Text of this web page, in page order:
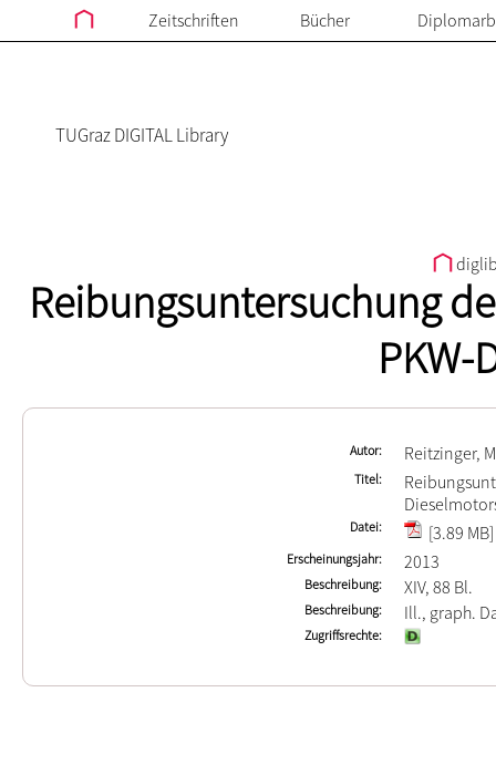
Zeitschriften Bücher
TUGraz DIGITAL Library
Reibungsuntersuchung
PKW-
Autor Reitzinger,
Titel
Datei [3.89 MB]
Erscheinungsjahr 2013
Beschreibung XIV, 88 Bl.
Beschreibung Ill., graph.
Zugriffsrechte